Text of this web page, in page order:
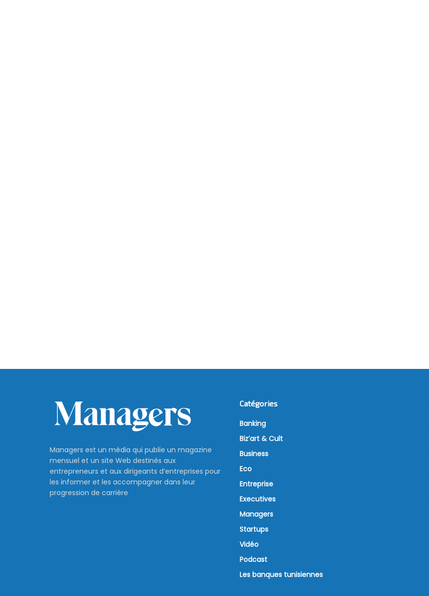
Managers est un média qui publie un magazine
mensuel et un site Web destinés aux
entrepreneurs et aux dirigeants d’entreprises pour
les informer et les accompagner dans leur
progression de carrière
Catégories
Banking
Biz’art & Cult
Business
Eco
Entreprise
Executives
Managers
Startups
Vidéo
Podcast
Les banques tunisiennes